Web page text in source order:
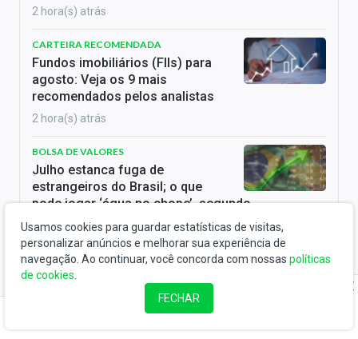
2 hora(s) atrás
CARTEIRA RECOMENDADA
Fundos imobiliários (FIIs) para
agosto: Veja os 9 mais
recomendados pelos analistas
2 hora(s) atrás
BOLSA DE VALORES
Julho estanca fuga de
estrangeiros do Brasil; o que
pode jogar ‘água no chope’, segundo
especialistas
2 hora(s) atrás
EMPRESAS
OPA não sai: Atom (ATED3)
desfaz venda de controle e
Usamos cookies para guardar estatísticas de visitas,
personalizar anúncios e melhorar sua experiência de
navegação. Ao continuar, você concorda com nossas políticas
de cookies
FECHAR